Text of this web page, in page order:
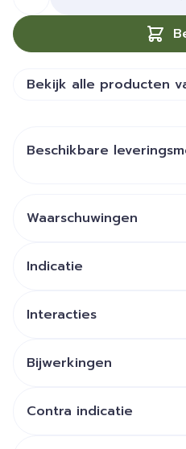
Bekijk alle producten
Beschikbare
Waarschuwingen
Indicatie
Interacties
Bijwerkingen
Contra indicatie